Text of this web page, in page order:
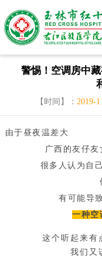
警惕！空调房中
【时间】： 2019-
由于昼夜温差大
广西的友仔
很多人认为自
有可能导
一种
这个听起来有
我们又